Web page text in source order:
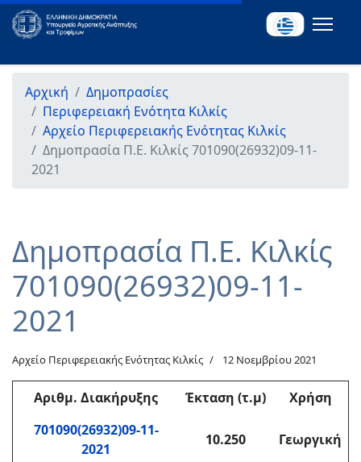
Αρχική
Δημοπρασίες
Περιφερειακή Ενότητα Κιλκίς
Αρχείο Περιφερειακής Ενότητας Κιλκίς
Δημοπρασία Π.Ε. Κιλκίς 701090(26932)09-11-
2021
Δημοπρασία Π.Ε. Κιλκίς
701090(26932)09-11-
2021
Αρχείο Περιφερειακής Ενότητας Κιλκίς 12 Νοεμβρίου 2021
Αριθμ. Διακήρυξης Έκταση (τ.μ)
Χρήση
701090(26932)09-11-
2021
10.250 Γεωργική